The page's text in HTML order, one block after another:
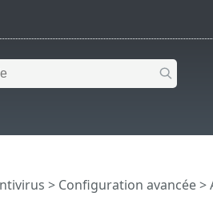
> Configuration avancée>